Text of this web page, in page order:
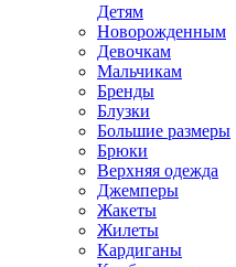
Детям
Новорожденным
Девочкам
Мальчикам
Бренды
Блузки
Большие размеры
Брюки
Верхняя одежда
Джемперы
Жакеты
Жилеты
Кардиганы